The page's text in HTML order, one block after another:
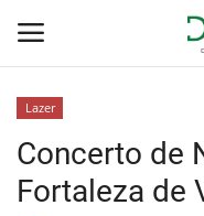
Home
Lazer
Concerto de
Fortaleza de